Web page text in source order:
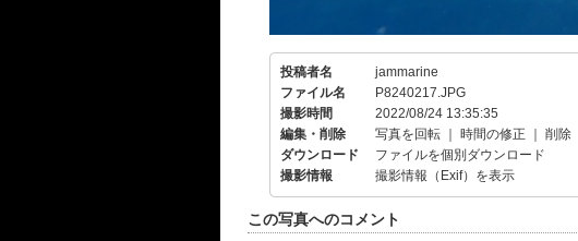
投稿者名
jammarine
ファイル名
P8240217.JPG
撮影時間
2022/08/24 13:35:35
編集・削除
写真を回転 時間の修正
削除
ダウンロード
ファイルを個別ダウンロード
撮影情報
撮影情報（Exif）を表示
この写真へのコメント